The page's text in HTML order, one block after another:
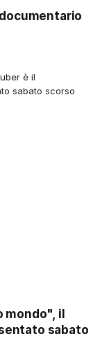
è il
sabato scorso
il
sabato